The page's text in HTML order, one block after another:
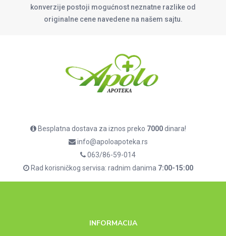
konverzije postoji mogućnost neznatne razlike od
originalne cene navedene na našem sajtu.
Besplatna dostava za iznos preko 7000dinara!
info@apoloapoteka.rs
063/86-59-014
Rad korisničkog servisa: radnim danima 7:00-15:00
INFORMACIJA